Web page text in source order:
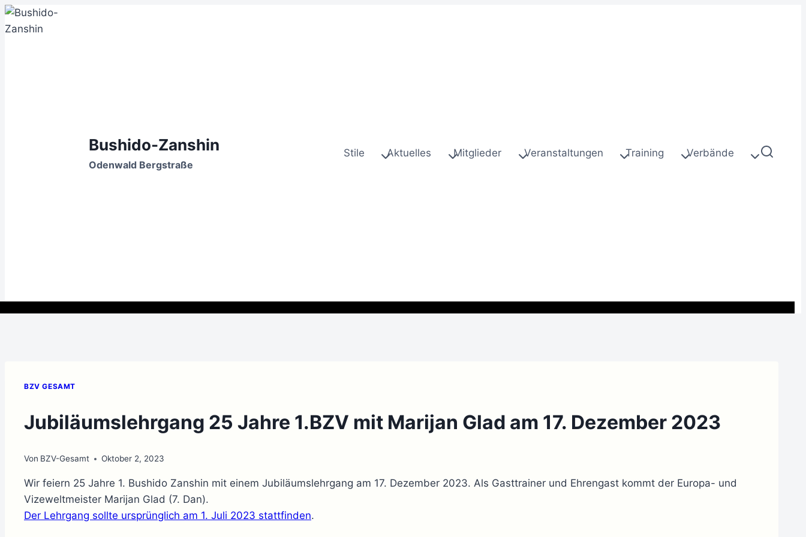
Zum
Inhalt
Bushido-Zanshin
Odenwald Bergstraße
Stile Aktuelles Mitglieder Veranstaltungen Training Verbände
BZV GESAMT
Jubiläumslehrgang 25 Jahre 1.BZV mit Marijan Glad am 17. Dezember 2023
Von BZV-Gesamt Oktober 2, 2023
Wir feiern 25 Jahre 1. Bushido Zanshin mit einem Jubiläumslehrgang am 17. Dezember 2023. Als Gasttrainer und Ehrengast kommt der Europa- und
Vizeweltmeister Marijan Glad (7. Dan).
Der Lehrgang sollte ursprünglich am 1. Juli 2023 stattfinden.